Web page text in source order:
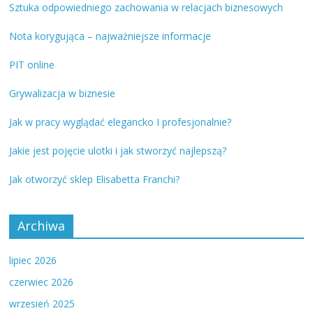
Sztuka odpowiedniego zachowania w relacjach biznesowych
Nota korygująca – najważniejsze informacje
PIT online
Grywalizacja w biznesie
Jak w pracy wyglądać elegancko I profesjonalnie?
Jakie jest pojęcie ulotki i jak stworzyć najlepszą?
Jak otworzyć sklep Elisabetta Franchi?
Archiwa
lipiec 2026
czerwiec 2026
wrzesień 2025